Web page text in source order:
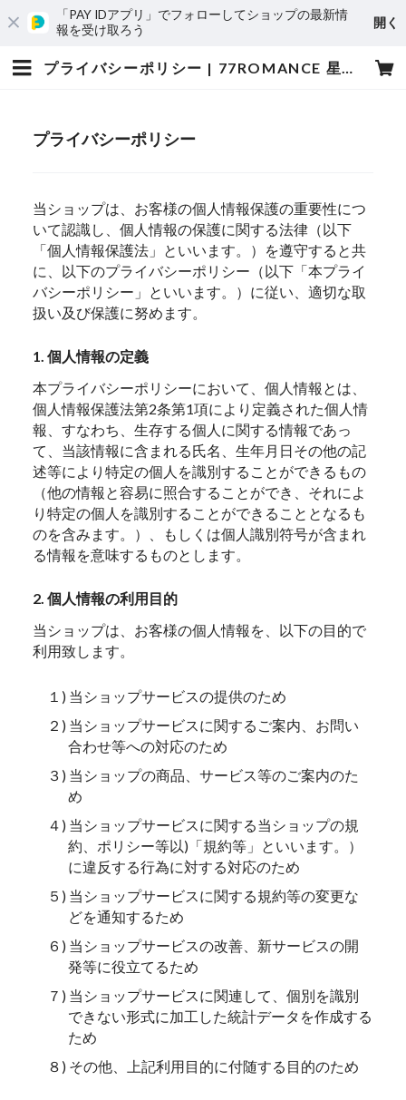
「PAY IDアプリ」でフォローしてショップの最新情
報を受け取ろう
開く
プライバシーポリシー | 77ROMANCE 星優太 WOZNIAK
プライバシーポリシー
当ショップは、お客様の個人情報保護の重要性につ
いて認識し、個人情報の保護に関する法律（以下
「個人情報保護法」といいます。）を遵守すると共
に、以下のプライバシーポリシー（以下「本プライ
バシーポリシー」といいます。）に従い、適切な取
扱い及び保護に努めます。
1. 個人情報の定義
本プライバシーポリシーにおいて、個人情報とは、
個人情報保護法第2条第1項により定義された個人情
報、すなわち、生存する個人に関する情報であっ
て、当該情報に含まれる氏名、生年月日その他の記
述等により特定の個人を識別することができるもの
（他の情報と容易に照合することができ、それによ
り特定の個人を識別することができることとなるも
のを含みます。）、もしくは個人識別符号が含まれ
る情報を意味するものとします。
2. 個人情報の利用目的
当ショップは、お客様の個人情報を、以下の目的で
利用致します。
１) 当ショップサービスの提供のため
２) 当ショップサービスに関するご案内、お問い
合わせ等への対応のため
３) 当ショップの商品、サービス等のご案内のた
め
４) 当ショップサービスに関する当ショップの規
約、ポリシー等以)「規約等」といいます。）
に違反する行為に対する対応のため
５) 当ショップサービスに関する規約等の変更な
どを通知するため
６) 当ショップサービスの改善、新サービスの開
発等に役立てるため
７) 当ショップサービスに関連して、個別を識別
できない形式に加工した統計データを作成する
ため
８) その他、上記利用目的に付随する目的のため